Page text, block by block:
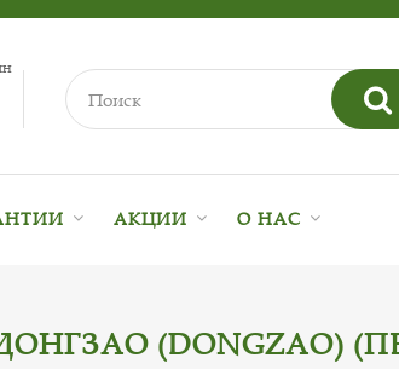
АКЦИИ О НАС
(DONGZAO)